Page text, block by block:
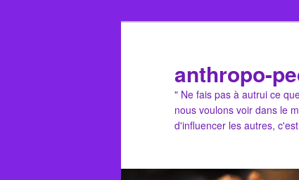
anthropo-
" Ne fais pas à autrui ce
nous voulons voir dans le
d'influencer les autres,